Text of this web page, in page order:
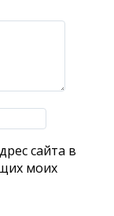
сайта в
моих